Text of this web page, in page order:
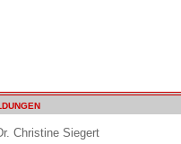
Christine Siegert